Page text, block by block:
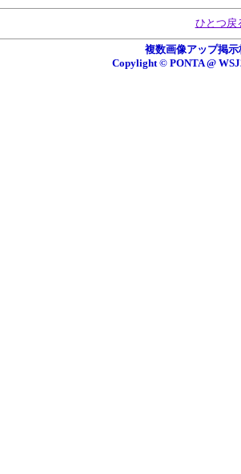
ひとつ戻
複数画像アップ掲示
Copylight © PONTA @